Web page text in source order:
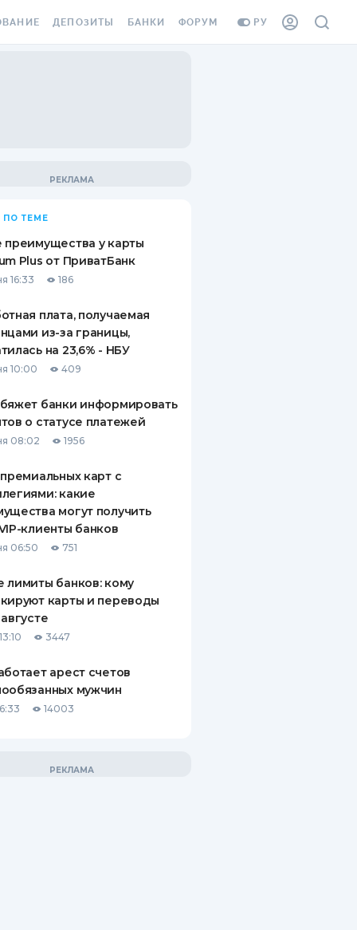
РУ
ВИНЬЕТКА
СОТРУДНИКОВ
ОТ
СЛУЧАЕВ
ПОЛИСЫ
О СТРАХОВЫХ
ДЕПОЗИТЫ
ВОПРОСЫ И ОТВЕТЫ
ПУТЕВОДИТЕЛИ ПО
БАНКИ ФОРУМ
ПО ТЕМЕ
преимущества у карты
Plus от ПриватБанк
16:33 186
плата, получаемая
из-за границы,
на 23,6% - НБУ
10:00 409
банки информировать
о статусе платежей
08:02 1956
карт с
какие
могут получить
клиенты банков
06:50 751
лимиты банков: кому
карты и переводы
3447
арест счетов
мужчин
14003